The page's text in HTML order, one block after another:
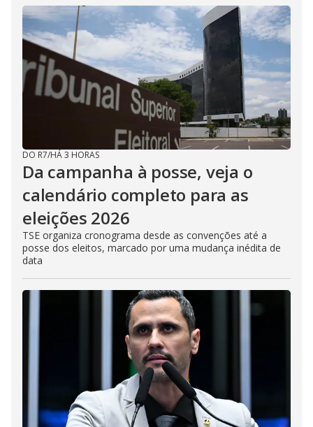
DO R7/HÁ 3 HORAS
Da campanha à posse, veja o
calendário completo para as
eleições 2026
TSE organiza cronograma desde as convenções até a
posse dos eleitos, marcado por uma mudança inédita de
data